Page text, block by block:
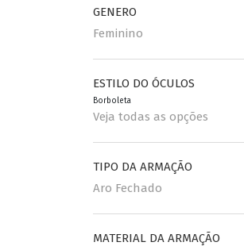
GENERO
Feminino
ESTILO DO ÓCULOS
Borboleta
Veja todas as opções
TIPO DA ARMAÇÃO
Aro Fechado
MATERIAL DA ARMAÇÃO